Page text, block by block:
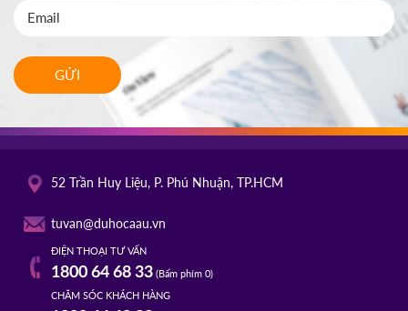
GỬI
52 Trần Huy Liệu, P. Phú Nhuận, TP.HCM
tuvan@duhocaau.vn
ĐIỆN THOẠI TƯ VẤN
1800 64 68 33(Bấm phím 0)
CHĂM SÓC KHÁCH HÀNG